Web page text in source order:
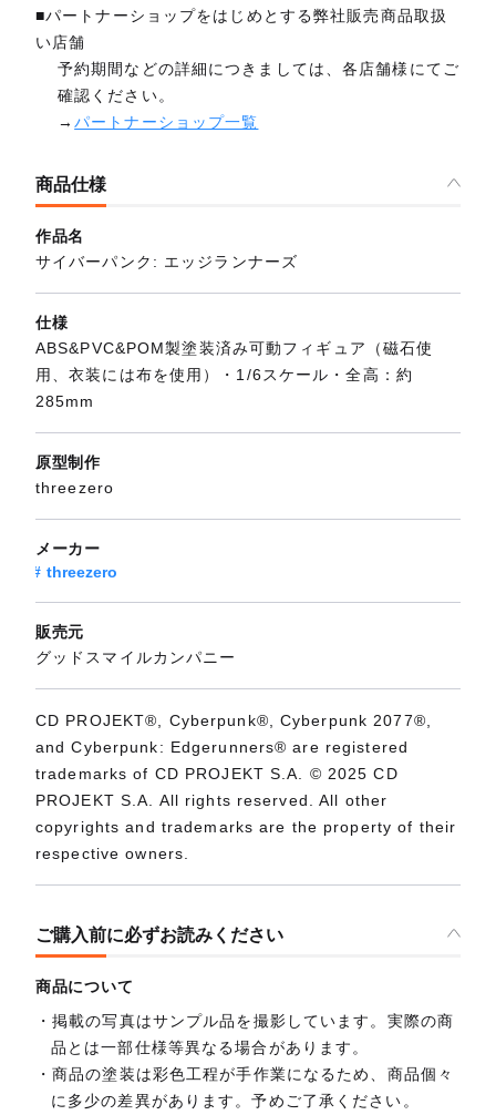
■パートナーショップをはじめとする弊社販売商品取扱
い店舗
予約期間などの詳細につきましては、各店舗様にてご
確認ください。
→パートナーショップ一覧
商品仕様
作品名
サイバーパンク: エッジランナーズ
仕様
ABS&PVC&POM製塗装済み可動フィギュア（磁石使
用、衣装には布を使用）・1/6スケール・全高：約
285mm
原型制作
threezero
メーカー
threezero
販売元
グッドスマイルカンパニー
CD PROJEKT®, Cyberpunk®, Cyberpunk 2077®,
and Cyberpunk: Edgerunners® are registered
trademarks of CD PROJEKT S.A. © 2025 CD
PROJEKT S.A. All rights reserved. All other
copyrights and trademarks are the property of their
respective owners.
ご購入前に必ずお読みください
商品について
掲載の写真はサンプル品を撮影しています。実際の商
品とは一部仕様等異なる場合があります。
商品の塗装は彩色工程が手作業になるため、商品個々
に多少の差異があります。予めご了承ください。